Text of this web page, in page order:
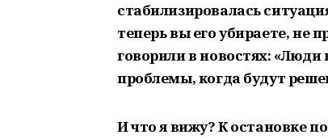
стабилизировалась
теперь вы его убираете, не
говорили в новостях:
проблемы, когда будут
И что я вижу? К остановке